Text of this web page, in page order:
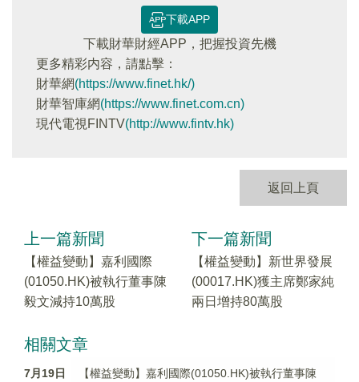
下載APP
下載財華財經APP，把握投資先機
更多精彩内容，請點擊：
財華網(https://www.finet.hk/)
財華智庫網(https://www.finet.com.cn)
現代電視FINTV(http://www.fintv.hk)
返回上頁
上一篇新聞
【權益變動】嘉利國際
(01050.HK)被執行董事陳
毅文減持10萬股
下一篇新聞
【權益變動】新世界發展
(00017.HK)獲主席鄭家純
兩日增持80萬股
相關文章
7月19日
【權益變動】嘉利國際(01050.HK)被執行董事陳